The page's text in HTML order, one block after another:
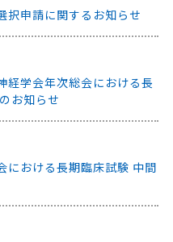
択申請に関するお知らせ
経学会年次総会における長
お知らせ
における長期臨床試験 中間